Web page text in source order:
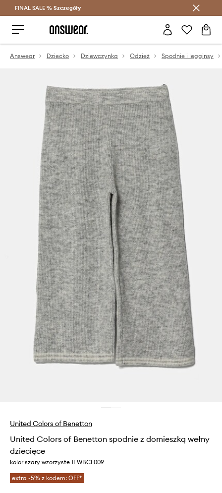
Oszczędzaj z Answear Club >
FINAL SALE % Szczegóły
Answear Dziecko Dziewczynka Odzież Spodnie i legginsy
United Colors of Benetton
United Colors of Benetton spodnie z domieszką wełny
dziecięce
kolor szary wzorzyste 1EWBCF009
extra -5% z kodem: OFF*